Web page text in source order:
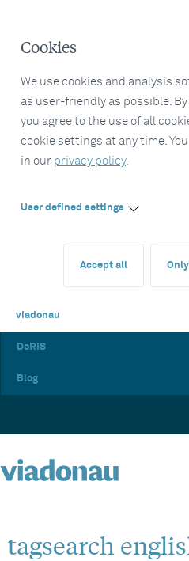
Cookies
We use cookies and analysis
as user-friendly as possible.
you agree to the use of all
cookie settings at any time.
in our privacy policy.
User defined settings
Accept all
viadonau
DoRIS
Blog
tagsearch